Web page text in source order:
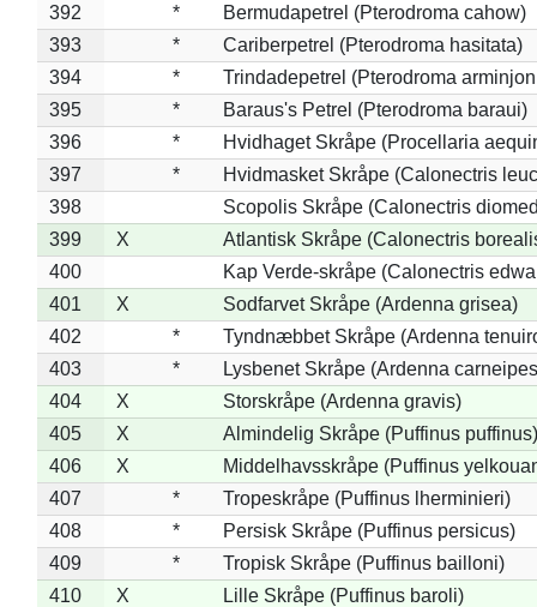
392
*
Bermudapetrel (Pterodroma cahow)
393
*
Cariberpetrel (Pterodroma hasitata)
394
*
Trindadepetrel (Pterodroma
395
*
Baraus's Petrel (Pterodroma baraui)
396
*
Hvidhaget Skråpe (Procellaria
397
*
Hvidmasket Skråpe (Calonectris
398
Scopolis Skråpe (Calonectris
399
X
Atlantisk Skråpe (Calonectris
400
Kap Verde-skråpe (Calonectris
401
X
Sodfarvet Skråpe (Ardenna grisea)
402
*
Tyndnæbbet Skråpe (Ardenna
403
*
Lysbenet Skråpe (Ardenna
404
X
Storskråpe (Ardenna gravis)
405
X
Almindelig Skråpe (Puffinus puffinus)
406
X
Middelhavsskråpe (Puffinus
407
*
Tropeskråpe (Puffinus lherminieri)
408
*
Persisk Skråpe (Puffinus persicus)
409
*
Tropisk Skråpe (Puffinus bailloni)
410
X
Lille Skråpe (Puffinus baroli)